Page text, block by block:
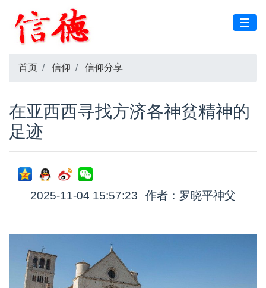
首页 信仰 信仰分享
在亚西西寻找方济各神贫精神的
足迹
2025-11-04 15:57:23 作者：罗晓平神父